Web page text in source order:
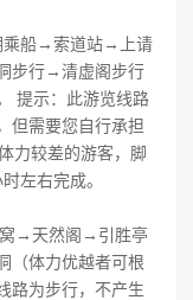
乘船→索道站→上请
步行→清虚阁步行
提示：此游览线路
但需要您自行承担
力较差的游客，脚
左右完成。
窝→天然阁→引胜亭
体力优越者可根
路为步行，不产生